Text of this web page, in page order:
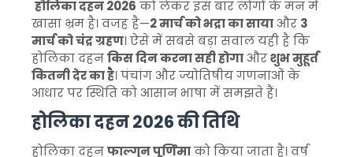
होलिका दहन 2026 को लेकर इस बार लोगों के मन में
खासा भ्रम है। वजह है—2 मार्च को भद्रा का साया और 3
मार्च को चंद्र ग्रहण। ऐसे में सबसे बड़ा सवाल यही है कि
होलिका दहनकिस दिन करना सही होगा औरशुभ मुहूर्त
कितनी देर का है। पंचांग और ज्योतिषीय गणनाओं के
आधार पर स्थिति को आसान भाषा में समझते हैं।
होलिका दहन 2026 की तिथि
होलिका दहनफाल्गुन पूर्णिमाको किया जाता है। वर्ष